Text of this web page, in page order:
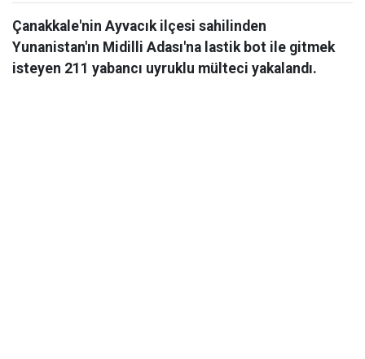
Çanakkale'nin Ayvacık ilçesi sahilinden
Yunanistan'ın Midilli Adası'na lastik bot ile gitmek
isteyen 211 yabancı uyruklu mülteci yakalandı.